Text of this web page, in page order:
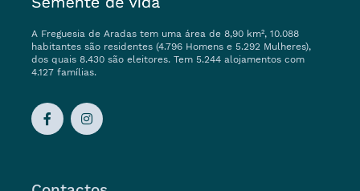
A Freguesia de Aradas tem uma área de 8,90 km², 10.088
habitantes são residentes (4.796 Homens e 5.292 Mulheres),
dos quais 8.430 são eleitores. Tem 5.244 alojamentos com
4.127 famílias.